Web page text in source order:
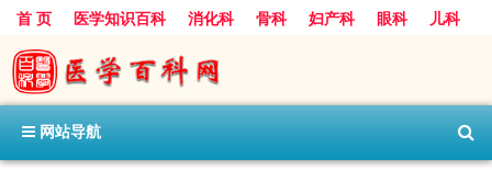
首 页 医学知识百科 消化科 骨科 妇产科 眼科
儿科
心血管病科
呼吸科 神经科
内分泌科
口腔科
网站导航